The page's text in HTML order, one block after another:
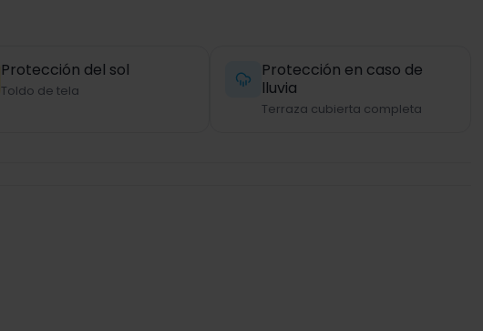
Protección del sol
Toldo de tela
Protección en caso de
lluvia
Terraza cubierta completa